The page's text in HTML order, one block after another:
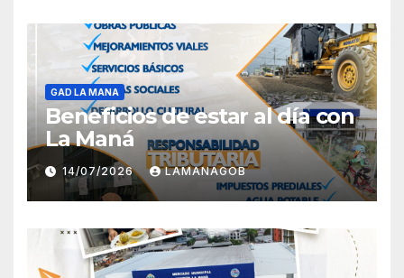
GAD LA MANA
Beneficios de estar al día con
La Maná
14/07/2026 LAMANAGOB